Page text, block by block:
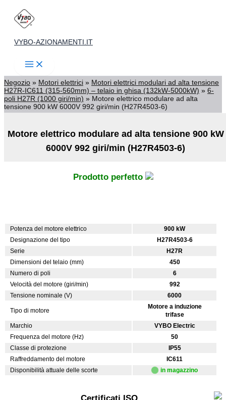
contenuto
VYBO-AZIONAMENTI.IT
Negozio » Motori elettrici » Motori elettrici modulari ad alta tensione
H27R-IC611 (315-560mm) – telaio in ghisa (132kW-5000kW) » 6-
poli H27R (1000 giri/min) » Motore elettrico modulare ad alta
tensione 900 kW 6000V 992 giri/min (H27R4503-6)
Motore elettrico modulare ad alta tensione 900 kW
6000V 992 giri/min (H27R4503-6)
Prodotto perfetto
Potenza del motore elettrico
900 kW
Designazione del tipo
H27R4503-6
Serie
H27R
Dimensioni del telaio (mm)
450
Numero di poli
6
Velocità del motore (giri/min)
992
Tensione nominale (V)
6000
Tipo di motore
Motore a induzione
trifase
Marchio
VYBO Electric
Frequenza del motore (Hz)
50
Classe di protezione
IP55
Raffreddamento del motore
IC611
Disponibilità attuale delle scorte
in magazzino